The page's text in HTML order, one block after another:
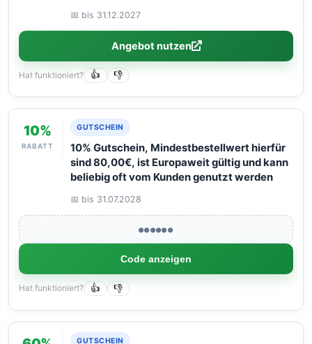
📅 bis 31.12.2027
Angebot nutzen
Hat funktioniert? 👍 👎
10%
RABATT
GUTSCHEIN
10% Gutschein, Mindestbestellwert hierfür
sind 80,00€, ist Europaweit gültig und kann
beliebig oft vom Kunden genutzt werden
📅 bis 31.07.2028
●●●●●●
Code anzeigen
Hat funktioniert? 👍 👎
GUTSCHEIN